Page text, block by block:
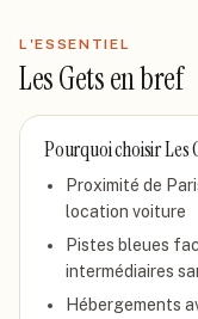
L'ESSENTIEL
Les Getsen bref
Pourquoi choisirLes
Proximité de
location voiture
Pistes bleues
intermédiaires
Hébergements